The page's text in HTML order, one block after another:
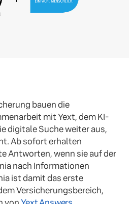
bauen die
mit Yext, dem KI-
digitale Suche weiter aus,
Ab sofort erhalten
Antworten, wenn sie auf der
nach Informationen
ist damit das erste
Versicherungsbereich,